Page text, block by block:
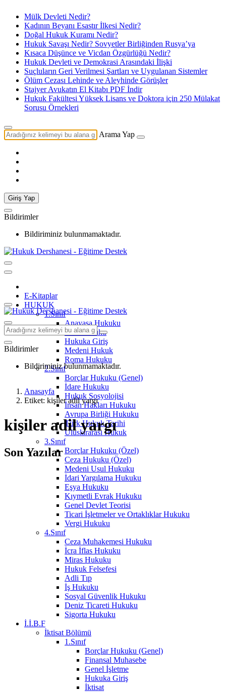
Mülk Devleti Nedir?
Kadının Beyanı Esastır İlkesi Nedir?
Doğal Hukuk Kuramı Nedir?
Hukuk Savaşı Nedir? Sovyetler Birliğinden Rusya’ya
Kısaca Düşünce ve Vicdan Özgürlüğü Nedir?
Hukuk Devleti ve Demokrasi Arasındaki İlişki
Suçluların Geri Verilmesi Şartları ve Uygulanan Sistemler
Ölüm Cezası Lehinde ve Aleyhinde Görüşler
Stajyer Avukatın El Kitabı PDF İndir
Hukuk Fakültesi Yüksek Lisans ve Doktora için 250 Mülakat
Sorusu Örnekleri
Arama Yap
Giriş Yap
Bildirimler
Bildiriminiz bulunmamaktadır.
E-Kitaplar
HUKUK
1.Sınıf
Anayasa Hukuku
Aile Hukuku
Hukuka Giriş
Medeni Hukuk
Roma Hukuku
2.Sınıf
Borçlar Hukuku (Genel)
İdare Hukuku
Hukuk Sosyolojisi
İnsan Hakları Hukuku
Avrupa Birliği Hukuku
Türk Hukuk Tarihi
Uluslararası Hukuk
3.Sınıf
Borçlar Hukuku (Özel)
Ceza Hukuku (Özel)
Medeni Usul Hukuku
İdari Yargılama Hukuku
Eşya Hukuku
Kıymetli Evrak Hukuku
Genel Devlet Teorisi
Ticari İşletmeler ve Ortaklıklar Hukuku
Vergi Hukuku
4.Sınıf
Ceza Muhakemesi Hukuku
İcra İflas Hukuku
Miras Hukuku
Hukuk Felsefesi
Adli Tıp
İş Hukuku
Sosyal Güvenlik Hukuku
Deniz Ticareti Hukuku
Sigorta Hukuku
İ.İ.B.F
İktisat Bölümü
1.Sınıf
Borçlar Hukuku (Genel)
Finansal Muhasebe
Genel İşletme
Hukuka Giriş
İktisat
Bildirimler
Bildiriminiz bulunmamaktadır.
Anasayfa
Etiket: kişiler adil yargı
kişiler adil yargı
Son Yazılar